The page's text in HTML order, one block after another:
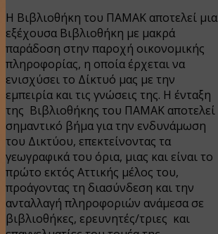
Η Βιβλιοθήκη του ΠΑΜΑΚ αποτελεί μια
εξέχουσα Βιβλιοθήκη με μακρά
παράδοση στην παροχή οικονομικής
πληροφορίας, η οποία έρχεται να
ενισχύσει το Δίκτυό μας με την
εμπειρία και τις γνώσεις της. Η ένταξη
της Βιβλιοθήκης του ΠΑΜΑΚ αποτελεί
σημαντικό βήμα για την ενδυνάμωση
του Δικτύου, επεκτείνοντας τα
γεωγραφικά του όρια, μιας και είναι το
πρώτο εκτός Αττικής μέλος του,
προάγοντας τη διασύνδεση και την
ανταλλαγή πληροφοριών ανάμεσα σε
βιβλιοθήκες, ερευνητές/τριες και